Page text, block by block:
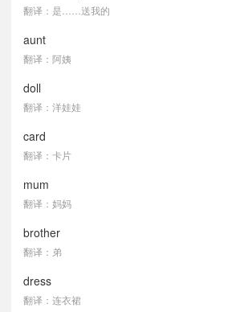
翻译：是……送我的
aunt
翻译：阿姨
doll
翻译：洋娃娃
card
翻译：卡片
mum
翻译：妈妈
brother
翻译：弟
dress
翻译：连衣裙